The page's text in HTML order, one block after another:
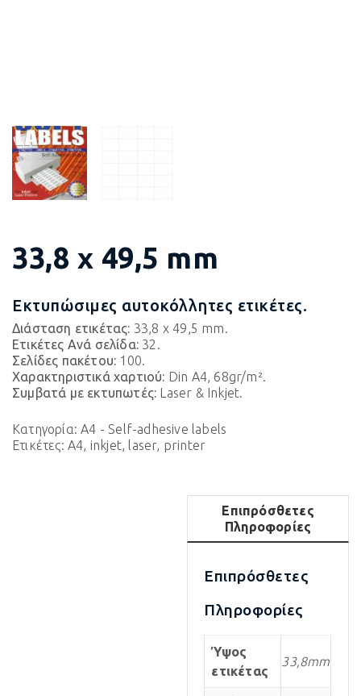
33,8 x 49,5 mm
Εκτυπώσιμες αυτοκόλλητες ετικέτες.
Διάσταση ετικέτας: 33,8 x 49,5 mm.
Ετικέτες Ανά σελίδα: 32.
Σελίδες πακέτου: 100.
Χαρακτηριστικά χαρτιού: Din A4, 68gr/m².
Συμβατά με εκτυπωτές: Laser & Inkjet.
Κατηγορία:A4 - Self-adhesive labels
Ετικέτες: A4, inkjet, laser, printer
Επιπρόσθετες
Πληροφορίες
Επιπρόσθετες
Πληροφορίες
Ύψος
ετικέτας
33,8mm